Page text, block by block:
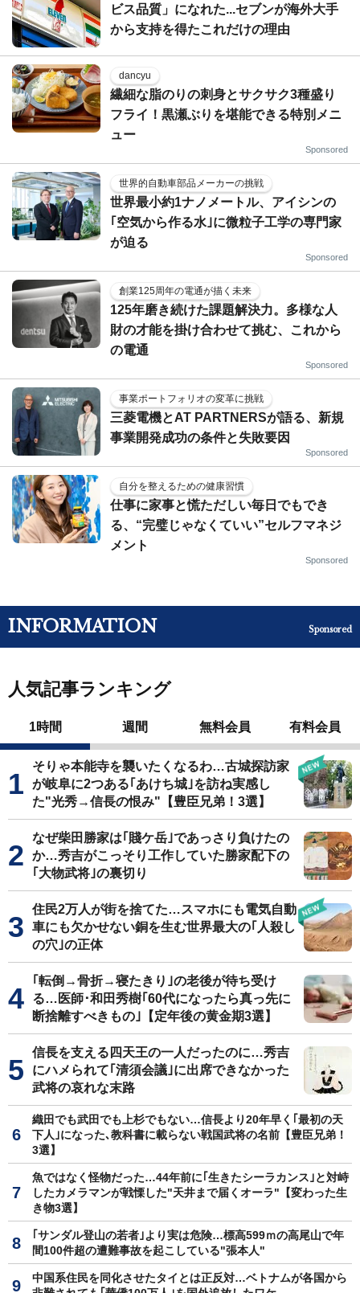
ビス品質」になれた...セブンが海外大手
から支持を得たこれだけの理由
dancyu
繊細な脂のりの刺身とサクサク3種盛り
フライ！黒瀬ぶりを堪能できる特別メニ
ュー
Sponsored
世界的自動車部品メーカーの挑戦
世界最小約1ナノメートル、アイシンの
｢空気から作る水｣に微粒子工学の専門家
が迫る
Sponsored
創業125周年の電通が描く未来
125年磨き続けた課題解決力。多様な人
財の才能を掛け合わせて挑む、これから
の電通
Sponsored
事業ポートフォリオの変革に挑戦
三菱電機とAT PARTNERSが語る、新規
事業開発成功の条件と失敗要因
Sponsored
自分を整えるための健康習慣
仕事に家事と慌ただしい毎日でもでき
る、“完璧じゃなくていい”セルフマネジ
メント
Sponsored
INFORMATION Sponsored
人気記事ランキング
1時間 週間 無料会員 有料会員
そりゃ本能寺を襲いたくなるわ…古城探訪家
が岐阜に2つある｢あけち城｣を訪ね実感し
た"光秀→信長の恨み"【豊臣兄弟！3選】
なぜ柴田勝家は｢賤ケ岳｣であっさり負けたの
か…秀吉がこっそり工作していた勝家配下の
｢大物武将｣の裏切り
住民2万人が街を捨てた…スマホにも電気自動
車にも欠かせない銅を生む世界最大の｢人殺し
の穴｣の正体
｢転倒→骨折→寝たきり｣の老後が待ち受け
る…医師･和田秀樹｢60代になったら真っ先に
断捨離すべきもの｣【定年後の黄金期3選】
信長を支える四天王の一人だったのに…秀吉
にハメられて｢清須会議｣に出席できなかった
武将の哀れな末路
織田でも武田でも上杉でもない…信長より20年早く｢最初の天
下人｣になった､教科書に載らない戦国武将の名前【豊臣兄弟！
3選】
魚ではなく怪物だった…44年前に｢生きたシーラカンス｣と対峙
したカメラマンが戦慄した"天井まで届くオーラ"【変わった生
き物3選】
｢サンダル登山の若者｣より実は危険…標高599ｍの高尾山で年
間100件超の遭難事故を起こしている"張本人"
中国系住民を同化させたタイとは正反対…ベトナムが各国から